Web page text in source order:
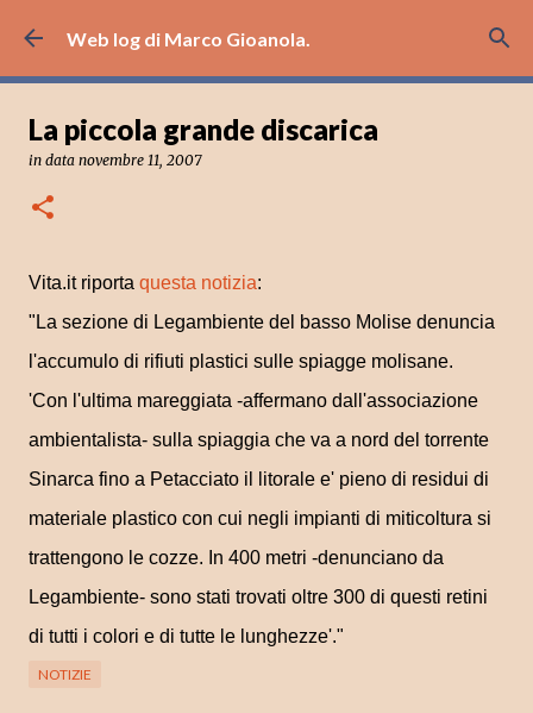
Passa ai contenuti principali
Web log di Marco Gioanola.
La piccola grande discarica
in data novembre 11, 2007
Vita.it riporta questa notizia:
" La sezione di Legambiente del basso Molise denuncia
l'accumulo di rifiuti plastici sulle spiagge molisane.
'Con l'ultima mareggiata -affermano dall'associazione
ambientalista- sulla spiaggia che va a nord del torrente
Sinarca fino a Petacciato il litorale e' pieno di residui di
materiale plastico con cui negli impianti di miticoltura si
trattengono le cozze. In 400 metri -denunciano da
Legambiente- sono stati trovati oltre 300 di questi retini
di tutti i colori e di tutte le lunghezze'."
NOTIZIE